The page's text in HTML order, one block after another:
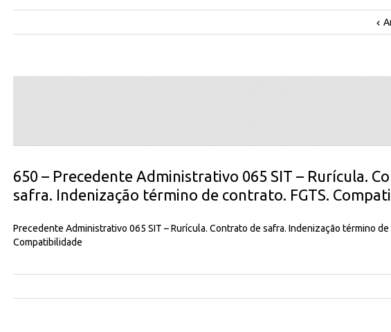
650 – Precedente Administrativo 065 SIT – Rurícula.
safra. Indenização término de contrato. FGTS.
Precedente Administrativo 065 SIT – Rurícula. Contrato de safra. Indenização término de
Compatibilidade